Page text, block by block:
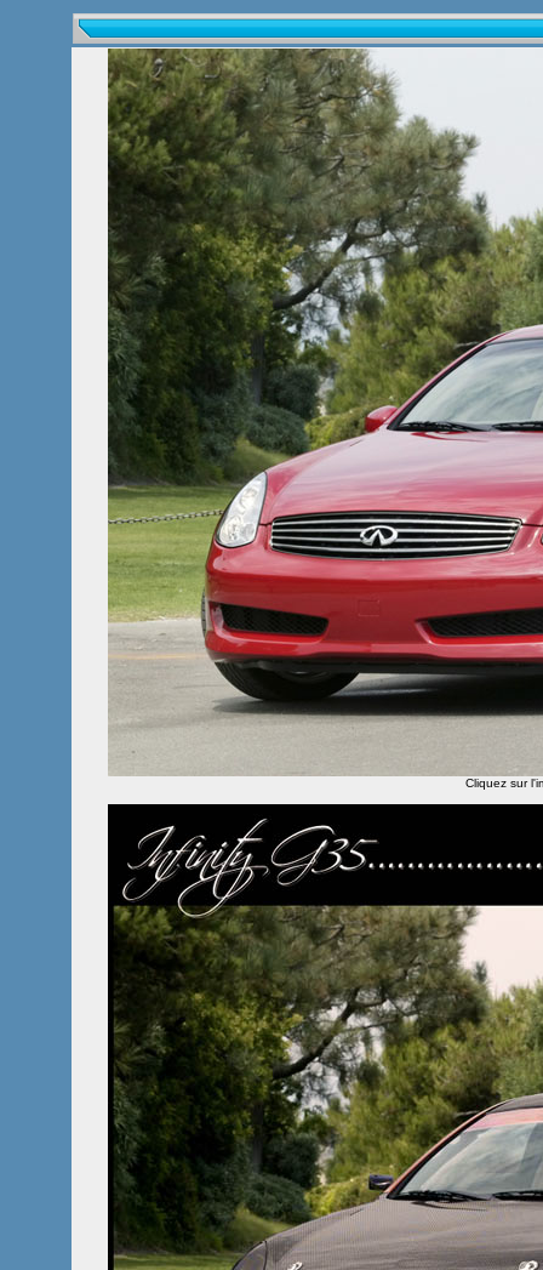
Cliquez sur